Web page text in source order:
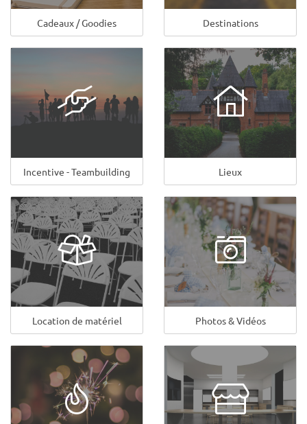
Cadeaux / Goodies Destinations
Incentive - Teambuilding Lieux
Location de matériel Photos & Vidéos